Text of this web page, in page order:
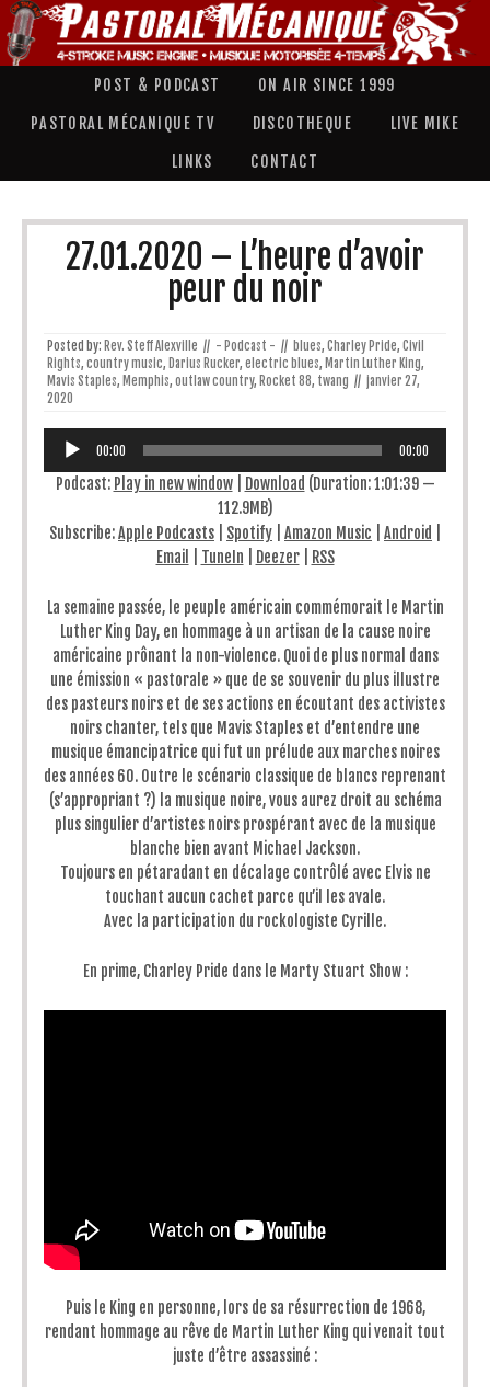
POST & PODCAST ON AIR SINCE 1999
PASTORAL MÉCANIQUE TV DISCOTHEQUE LIVE MIKE
LINKS CONTACT
27.01.2020 – L’heure d’avoir
peur du noir
Posted by: Rev. Steff Alexville // - Podcast - // blues, Charley Pride, Civil
Rights, country music, Darius Rucker, electric blues, Martin Luther King,
Mavis Staples, Memphis, outlaw country, Rocket 88, twang // janvier 27,
2020
Lecteur
audio
00:00 00:00
Podcast: Play in new window| Download (Duration: 1:01:39 —
112.9MB)
Subscribe:Apple Podcasts Spotify Amazon Music Android
Email
TuneIn Deezer| RSS
La semaine passée, le peuple américain commémorait le Martin
Luther King Day, en hommage à un artisan de la cause noire
américaine prônant la non-violence. Quoi de plus normal dans
une émission « pastorale » que de se souvenir du plus illustre
des pasteurs noirs et de ses actions en écoutant des activistes
noirs chanter, tels que Mavis Staples et d’entendre une
musique émancipatrice qui fut un prélude aux marches noires
des années 60. Outre le scénario classique de blancs reprenant
(s’appropriant ?) la musique noire, vous aurez droit au schéma
plus singulier d’artistes noirs prospérant avec de la musique
blanche bien avant Michael Jackson.
Toujours en pétaradant en décalage contrôlé avec Elvis ne
touchant aucun cachet parce qu’il les avale.
Avec la participation du rockologiste Cyrille.
En prime, Charley Pride dans le Marty Stuart Show :
Puis le King en personne, lors de sa résurrection de 1968,
rendant hommage au rêve de Martin Luther King qui venait tout
juste d’être assassiné :